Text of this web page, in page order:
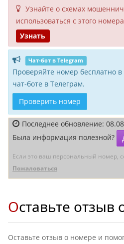
Узнайте о схемах
исполь­зоваться с этого номера
Узнать
Чат-бот в Telegram
Проверяйте номер бесплатно
чат-боте в Телеграм.
Проверить номер
Последнее обновление:
Была информация полезной?
Если это ваш персональный номер,
Пожаловаться
Оставьте
Оставьте отзыв о номере и